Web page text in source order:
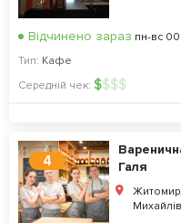
Відчинено зараз пн-вс
Тип: Кафе
Середній чек: $$$$
4
Галя